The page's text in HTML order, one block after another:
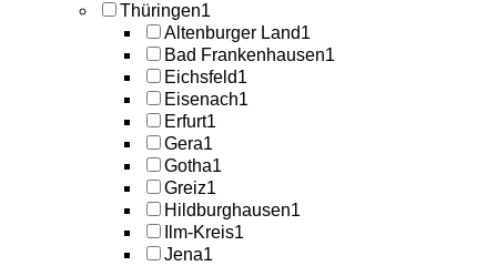
Thüringen1
Altenburger Land1
Bad Frankenhausen1
Eichsfeld1
Eisenach1
Erfurt1
Gera1
Gotha1
Greiz1
Hildburghausen1
Ilm-Kreis1
Jena1